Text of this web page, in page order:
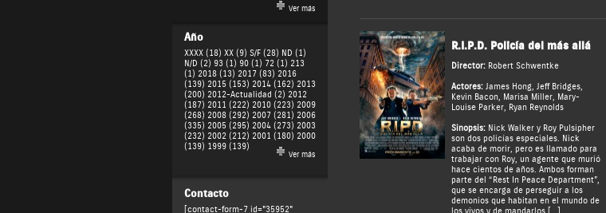
Ver más
Año
XXXX (18) XX (9) S/F (28) ND (1)
N/D (2) 93 (1) 90 (1) 72 (1) 213
(1) 2018 (13) 2017 (83) 2016
(139) 2015 (153) 2014 (162) 2013
(200) 2012-Actualidad (2) 2012
(187) 2011 (222) 2010 (223) 2009
(268) 2008 (292) 2007 (281) 2006
(335) 2005 (295) 2004 (273) 2003
(232) 2002 (212) 2001 (180) 2000
(139) 1999 (139)
Ver más
Contacto
[contact-form-7 id="35952"
R.I.P.D. Policía del más allá
Director: Robert Schwentke
Actores: James Hong, Jeff Bridges,
Kevin Bacon, Marisa Miller, Mary-
Louise Parker, Ryan Reynolds
Sinopsis:Nick Walker y Roy Pulsipher
son dos policías especiales. Nick
acaba de morir, pero es llamado para
trabajar con Roy, un agente que murió
hace cientos de años. Ambos forman
parte del “Rest In Peace Department”,
que se encarga de perseguir a los
demonios que habitan en el mundo de